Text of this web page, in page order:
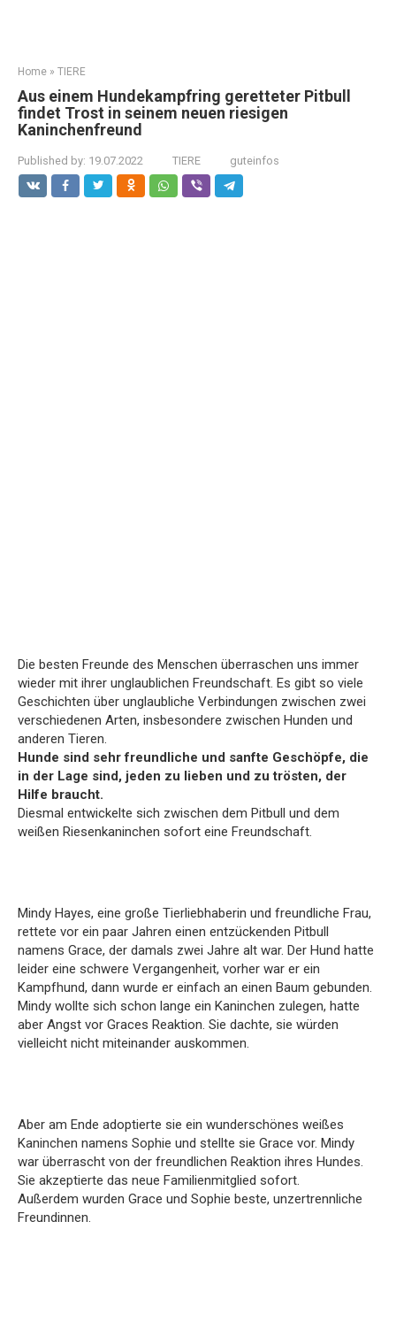
Home » TIERE
Aus einem Hundekampfring geretteter Pitbull
findet Trost in seinem neuen riesigen
Kaninchenfreund
Published by: 19.07.2022 TIERE guteinfos
Die besten Freunde des Menschen überraschen uns immer
wieder mit ihrer unglaublichen Freundschaft. Es gibt so viele
Geschichten über unglaubliche Verbindungen zwischen zwei
verschiedenen Arten, insbesondere zwischen Hunden und
anderen Tieren.
Hunde sind sehr freundliche und sanfte Geschöpfe, die
in der Lage sind, jeden zu lieben und zu trösten, der
Hilfe braucht.
Diesmal entwickelte sich zwischen dem Pitbull und dem
weißen Riesenkaninchen sofort eine Freundschaft.
Mindy Hayes, eine große Tierliebhaberin und freundliche Frau,
rettete vor ein paar Jahren einen entzückenden Pitbull
namens Grace, der damals zwei Jahre alt war. Der Hund hatte
leider eine schwere Vergangenheit, vorher war er ein
Kampfhund, dann wurde er einfach an einen Baum gebunden.
Mindy wollte sich schon lange ein Kaninchen zulegen, hatte
aber Angst vor Graces Reaktion. Sie dachte, sie würden
vielleicht nicht miteinander auskommen.
Aber am Ende adoptierte sie ein wunderschönes weißes
Kaninchen namens Sophie und stellte sie Grace vor. Mindy
war überrascht von der freundlichen Reaktion ihres Hundes.
Sie akzeptierte das neue Familienmitglied sofort.
Außerdem wurden Grace und Sophie beste, unzertrennliche
Freundinnen.